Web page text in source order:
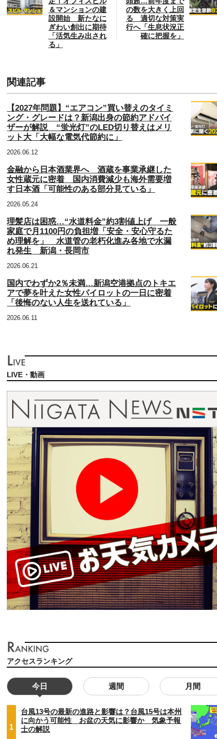
＆マンションの建
設開始 新たなに
ぎわい創出に期待
「活気生み出され
る」
の数を大きく上回
る 適切な対策実
行へ「生息状況正
確に把握を」
関連記事
【2027年問題】“エアコン”買い替えのタイミ
ング・グレードは？新潟出身の節約アドバイ
ザーが解説 “蛍光灯”のLED切り替えはメリ
ット大「大幅な電気代節約に」
2026.06.12
金融から日本酒業界へ 酒蔵を事業承継した
女性蔵元に密着 国内消費減少も海外需要増
す日本酒「可能性のある部分見ている」
2026.05.24
理髪店は困惑…“水道料金”約3割値上げ 一般
家庭で月1100円の負担増「安全・安心守るた
め理解を」 水道管の老朽化進み各地で水漏
れ発生 新潟・長岡市
2026.06.21
国内でわずか2％未満…新潟空港拠点のトキエ
アで夢を叶えた女性パイロットの一日に密着
「後悔のない人生を送れている」
2026.06.11
LIVE・動画
アクセスランキング
今日 週間 月間
1
台風13号の最新の進路と影響は？台風15号は本州
に向かう可能性 お盆の天気に影響か 気象予報
士の解説